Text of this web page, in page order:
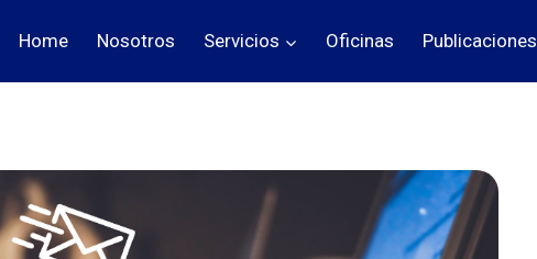
Home Nosotros Servicios Oficinas Publicaciones